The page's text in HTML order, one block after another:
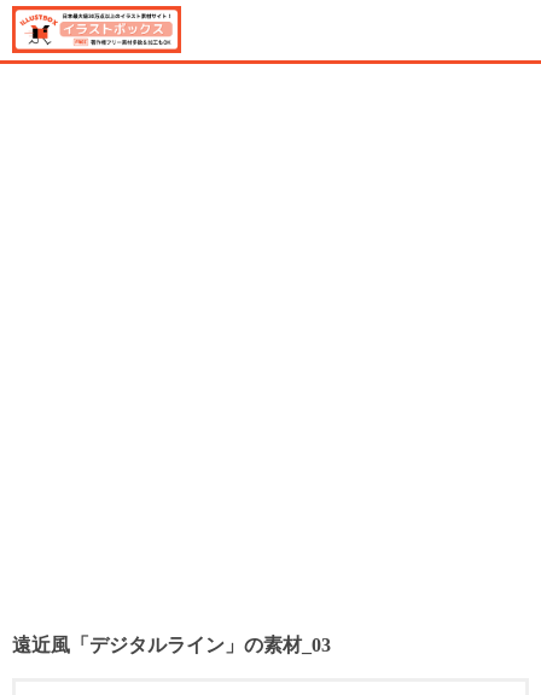
遠近風「デジタルライン」の素材_03